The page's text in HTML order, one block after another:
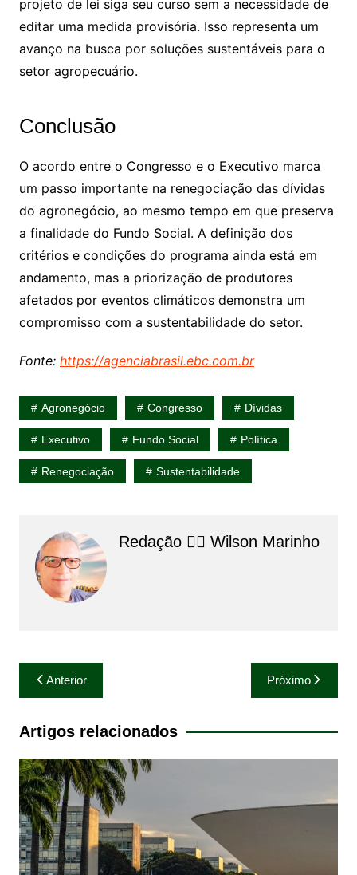
projeto de lei siga seu curso sem a necessidade de
editar uma medida provisória. Isso representa um
avanço na busca por soluções sustentáveis para o
setor agropecuário.
Conclusão
O acordo entre o Congresso e o Executivo marca
um passo importante na renegociação das dívidas
do agronegócio, ao mesmo tempo em que preserva
a finalidade do Fundo Social. A definição dos
critérios e condições do programa ainda está em
andamento, mas a priorização de produtores
afetados por eventos climáticos demonstra um
compromisso com a sustentabilidade do setor.
Fonte: https://agenciabrasil.ebc.com.br
Agronegócio Congresso Dívidas
Executivo Fundo Social Política
Renegociação Sustentabilidade
Redação 👨‍⚖️​ Wilson Marinho
Navegação
de
Post
Anterior Próximo
Artigos relacionados